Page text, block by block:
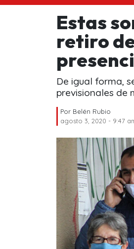
Estas
retiro
De igual forma,
previsionales de
Por Belén Rubio
agosto 3, 2020 - 9:47